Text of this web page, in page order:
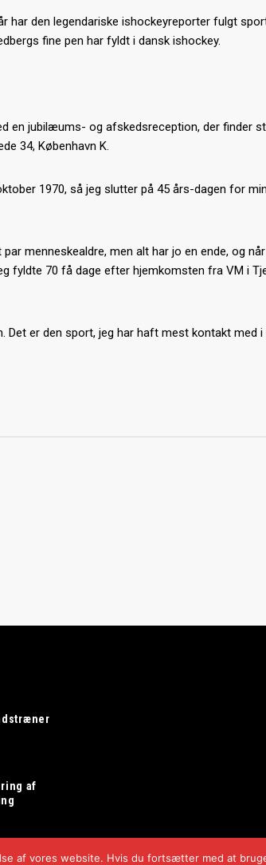
har den legendariske ishockeyreporter fulgt
fine pen har fyldt i dansk ishockey.
en jubilæums- og afskedsreception, der finder
34, København K.
1970, så jeg slutter på 45 års-dagen for
menneskealdre, men alt har jo en ende, og
fyldte 70 få dage efter hjemkomsten fra VM i
Det er den sport, jeg har haft mest kontakt med
af
af vores website. Hvis du fortsætter med at